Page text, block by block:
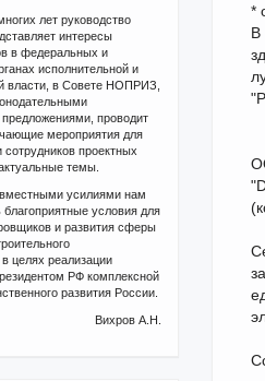
*
В
лет руководство
интересы
в федеральных и
исполнительной и
власти, в Совете НОПРИЗ,
проводит
мероприятия для
сотрудников проектных
темы.
усилиями нам
благоприятные условия для
и развития сферы
целях реализации
РФ комплексной
развития России.
Вихров А.Н.